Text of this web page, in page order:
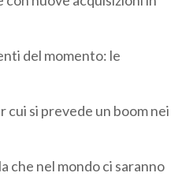
del momento: le
cui si prevede un boom nei
che nel mondo ci saranno